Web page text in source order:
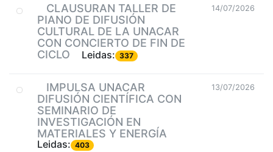
CLAUSURAN TALLER DE
PIANO DE DIFUSIÓN
CULTURAL DE LA UNACAR
CON CONCIERTO DE FIN DE
CICLO
Leidas: 337
14/07/2026
IMPULSA UNACAR
DIFUSIÓN CIENTÍFICA CON
SEMINARIO DE
INVESTIGACIÓN EN
MATERIALES Y ENERGÍA
Leidas: 403
13/07/2026